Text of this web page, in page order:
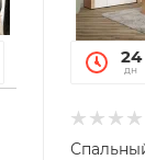
24
дн